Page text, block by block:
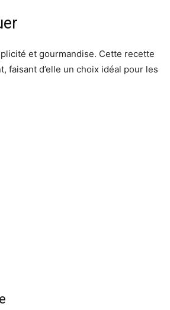
et gourmandise. Cette recette
faisant d’elle un choix idéal pour les